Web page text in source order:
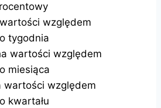
względem
tygodnia
wartości względem
miesiąca
wartości względem
kwartału